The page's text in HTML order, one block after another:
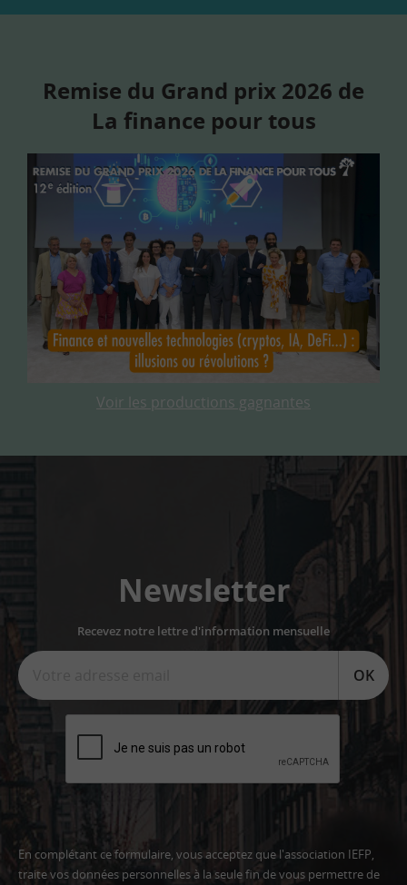
Remise du Grand prix 2026 de
La finance pour tous
Voir les productions gagnantes
Newsletter
Recevez notre lettre d'information mensuelle
OK
En complétant ce formulaire, vous acceptez que l'association IEFP,
traite vos données personnelles à la seule fin de vous permettre de